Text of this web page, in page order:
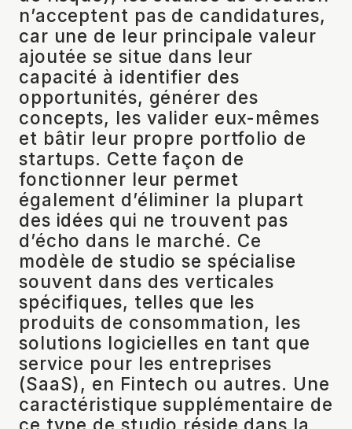
n’acceptent pas de candidatures,
car une de leur principale valeur
ajoutée se situe dans leur
capacité à identifier des
opportunités, générer des
concepts, les valider eux-mêmes
et bâtir leur propre portfolio de
startups. Cette façon de
fonctionner leur permet
également d’éliminer la plupart
des idées qui ne trouvent pas
d’écho dans le marché. Ce
modèle de studio se spécialise
souvent dans des verticales
spécifiques, telles que les
produits de consommation, les
solutions logicielles en tant que
service pour les entreprises
(SaaS), en Fintech ou autres. Une
caractéristique supplémentaire de
ce type de studio réside dans la